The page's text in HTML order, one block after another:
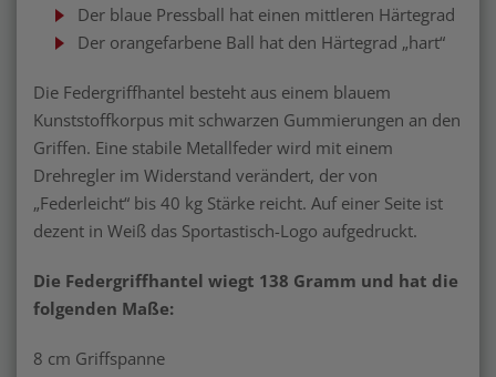
Der blaue Pressball hat einen mittleren Härtegrad
Der orangefarbene Ball hat den Härtegrad „hart“
Die Federgriffhantel besteht aus einem blauem
Kunststoffkorpus mit schwarzen Gummierungen an den
Griffen. Eine stabile Metallfeder wird mit einem
Drehregler im Widerstand verändert, der von
„Federleicht“ bis 40 kg Stärke reicht. Auf einer Seite ist
dezent in Weiß das Sportastisch-Logo aufgedruckt.
Die Federgriffhantel wiegt 138 Gramm und hat die
folgenden Maße:
8 cm Griffspanne